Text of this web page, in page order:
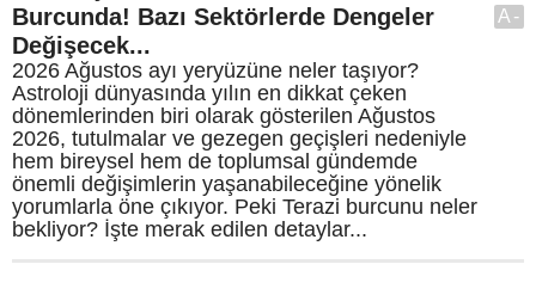
Burcunda! Bazı Sektörlerde Dengeler
Değişecek...
2026 Ağustos ayı yeryüzüne neler taşıyor?
Astroloji dünyasında yılın en dikkat çeken
dönemlerinden biri olarak gösterilen Ağustos
2026, tutulmalar ve gezegen geçişleri nedeniyle
hem bireysel hem de toplumsal gündemde
önemli değişimlerin yaşanabileceğine yönelik
yorumlarla öne çıkıyor. Peki Terazi burcunu neler
bekliyor? İşte merak edilen detaylar...
A-